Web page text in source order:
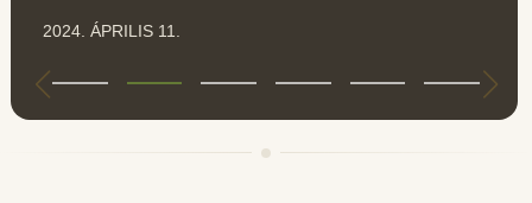
2024. ÁPRILIS 11.